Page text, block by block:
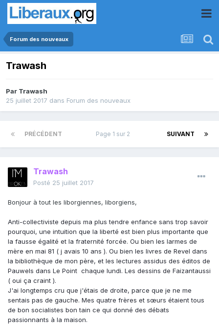
Forum des nouveaux
Trawash
Par Trawash
25 juillet 2017 dans Forum des nouveaux
PRÉCÉDENT SUIVANT
Page 1 sur 2
Trawash
Posté 25 juillet 2017
Bonjour à tout les liborgiennes, liborgiens,
Anti-collectiviste depuis ma plus tendre enfance sans trop savoir
pourquoi, une intuition que la liberté est bien plus importante que
la fausse égalité et la fraternité forcée. Ou bien les larmes de
mère en mai 81 ( j avais 10 ans ). Ou bien les livres de Revel dans
la bibliothèque de mon père, et les lectures assidus des éditos de
Pauwels dans Le Point chaque lundi. Les dessins de Faizantaussi
( oui ça craint ).
J'ai longtemps cru que j'étais de droite, parce que je ne me
sentais pas de gauche. Mes quatre frères et sœurs étaient tous
de bon socialistes bon tain ce qui donné des débats
passionnants à la maison.